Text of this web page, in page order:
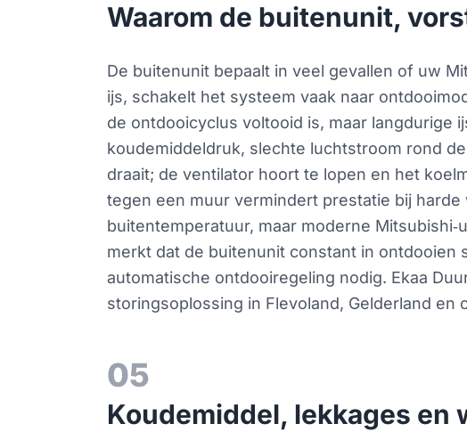
Waarom de buitenunit,
De buitenunit bepaalt in veel gevallen of uw
ijs, schakelt het systeem vaak naar
de ontdooicyclus voltooid is, maar langdurige
koudemiddeldruk, slechte luchtstroom rond
draait; de ventilator hoort te lopen en het
tegen een muur vermindert prestatie bij
buitentemperatuur, maar moderne
merkt dat de buitenunit constant in
automatische ontdooiregeling nodig. Ekaa
storingsoplossing in Flevoland, Gelderland en
05
Koudemiddel, lekkages en